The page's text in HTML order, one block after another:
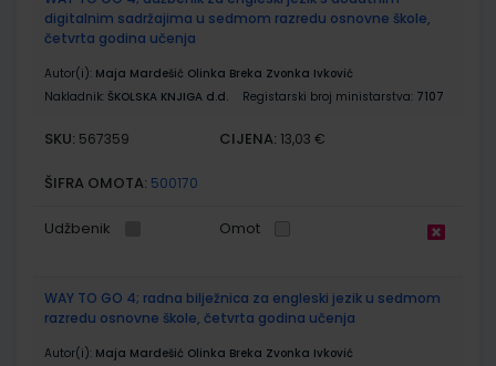
digitalnim sadržajima u sedmom razredu osnovne škole,
četvrta godina učenja
Autor(i): Maja Mardešić Olinka Breka Zvonka Ivković
Nakladnik: ŠKOLSKA KNJIGA d.d. Registarski broj ministarstva: 7107
SKU: 567359 CIJENA: 13,03 €
ŠIFRA OMOTA: 500170
Udžbenik Omot
WAY TO GO 4; radna bilježnica za engleski jezik u sedmom
razredu osnovne škole, četvrta godina učenja
Autor(i): Maja Mardešić Olinka Breka Zvonka Ivković